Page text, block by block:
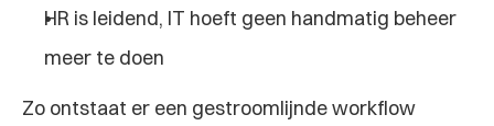
HR is leidend, IT hoeft geen handmatig beheer
meer te doen
Zo ontstaat er een gestroomlijnde workflow